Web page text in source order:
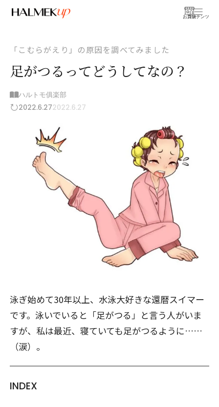
お買物
コンテンツ
「こむらがえり」の原因を調べてみました
足がつるってどうしてなの？
ハルトモ俱楽部
2022.6.272022.6.27
泳ぎ始めて30年以上、水泳大好きな還暦スイマー
です。泳いでいると「足がつる」と言う人がいま
すが、私は最近、寝ていても足がつるように……
（涙）。
INDEX